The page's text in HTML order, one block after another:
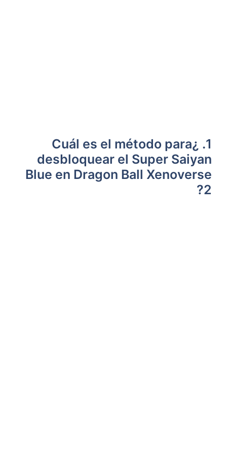
1. ¿Cuál es el método para⁤
desbloquear el Super Saiyan
Blue en Dragon Ball Xenoverse
2?